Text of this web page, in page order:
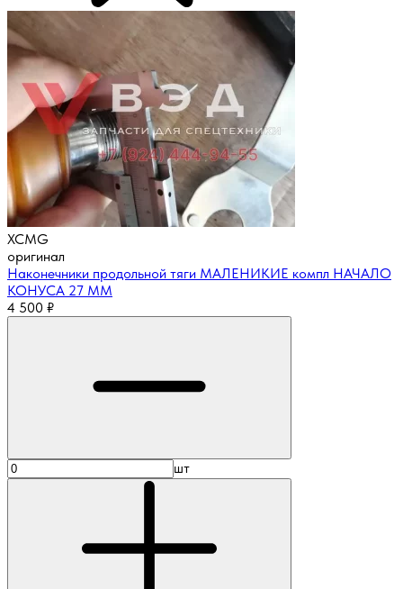
XCMG
оригинал
Наконечники продольной тяги МАЛЕНИКИЕ компл НАЧАЛО
КОНУСА 27 ММ
4 500 ₽
шт